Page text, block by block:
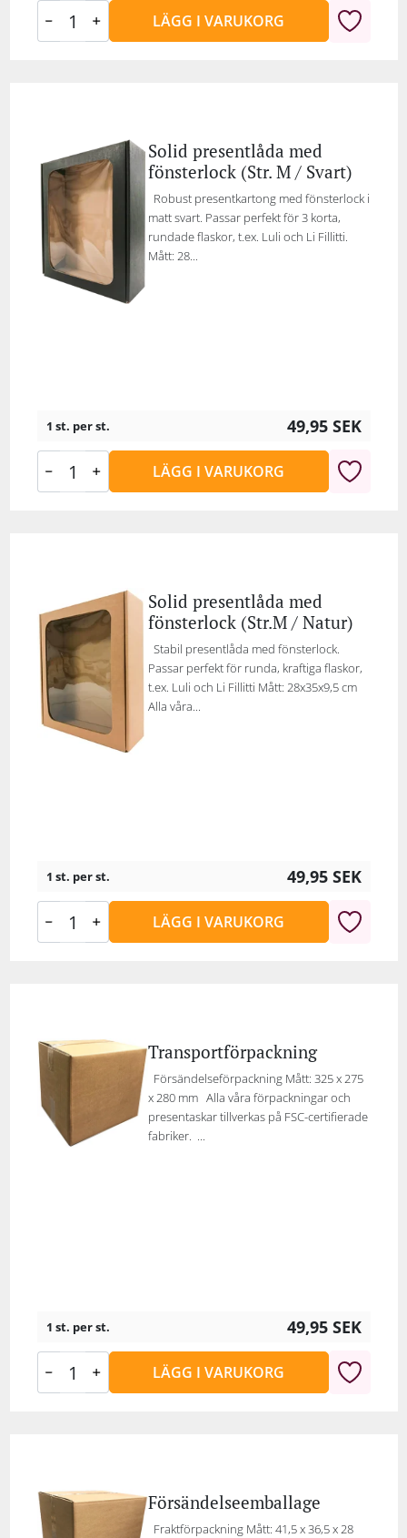
LÄGG I VARUKORG
Solid presentlåda med
fönsterlock (Str. M / Svart)
Robust presentkartong med fönsterlock i
matt svart. Passar perfekt för 3 korta,
rundade flaskor, t.ex. Luli och Li Fillitti.
Mått: 28...
1 st. per st. 49,95 SEK
LÄGG I VARUKORG
Solid presentlåda med
fönsterlock (Str.M / Natur)
Stabil presentlåda med fönsterlock.
Passar perfekt för runda, kraftiga flaskor,
t.ex. Luli och Li Fillitti Mått: 28x35x9,5 cm
Alla våra...
1 st. per st. 49,95 SEK
LÄGG I VARUKORG
Transportförpackning
Försändelseförpackning Mått: 325 x 275
x 280 mm Alla våra förpackningar och
presentaskar tillverkas på FSC-certifierade
fabriker. ...
1 st. per st. 49,95 SEK
LÄGG I VARUKORG
Försändelseemballage
Fraktförpackning Mått: 41,5 x 36,5 x 28